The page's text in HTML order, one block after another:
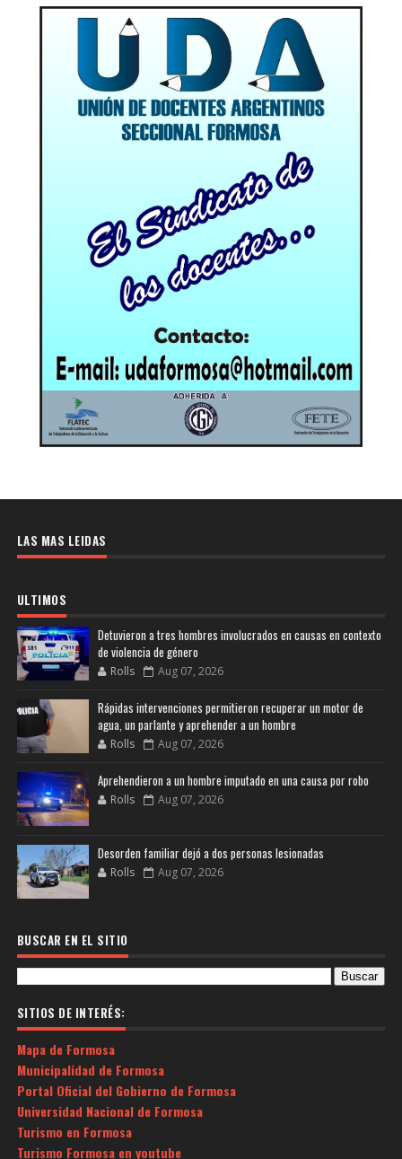
LAS MAS LEIDAS
ULTIMOS
Detuvieron a tres hombres involucrados en causas en contexto
de violencia de género
Rolls Aug 07, 2026
Rápidas intervenciones permitieron recuperar un motor de
agua, un parlante y aprehender a un hombre
Rolls Aug 07, 2026
Aprehendieron a un hombre imputado en una causa por robo
Rolls Aug 07, 2026
Desorden familiar dejó a dos personas lesionadas
Rolls Aug 07, 2026
BUSCAR EN EL SITIO
SITIOS DE INTERÉS:
Mapa de Formosa
Municipalidad de Formosa
Portal Oficial del Gobierno de Formosa
Universidad Nacional de Formosa
Turismo en Formosa
Turismo Formosa en youtube